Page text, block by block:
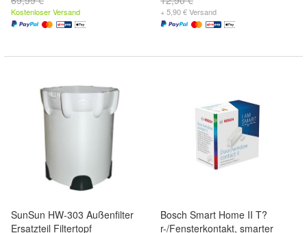
Kostenloser Versand + 5,90 € Versand
SunSun HW-303 Außenfilter
Ersatzteil Filtertopf
Bosch Smart Home II T?
r-/Fensterkontakt, smarter